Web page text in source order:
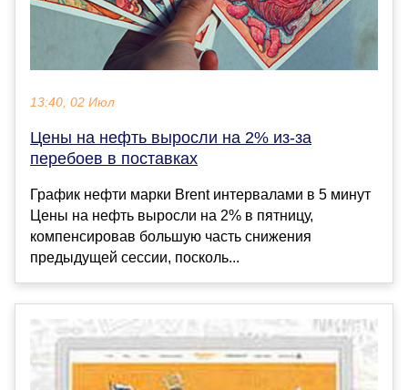
13:40, 02 Июл
Цены на нефть выросли на 2% из-за
перебоев в поставках
График нефти марки Brent интервалами в 5 минут
Цены на нефть выросли на 2% в пятницу,
компенсировав большую часть снижения
предыдущей сессии, посколь...